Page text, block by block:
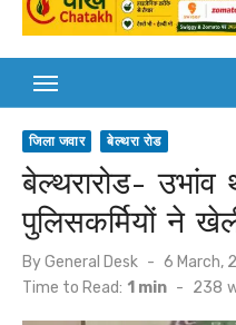
जिला जवार बेल्थरा रोड
बेल्थरारोड- उभांव
पुलिसकर्मियों ने
ByGeneral Desk
Posted
on
6 March,
Time to Read: 1 min - 238